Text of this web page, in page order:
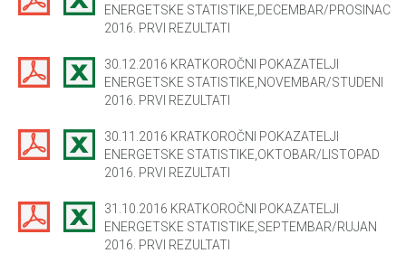
ENERGETSKE STATISTIKE,DECEMBAR/PROSINAC
2016. PRVI REZULTATI
30.12.2016 KRATKOROČNI POKAZATELJI
ENERGETSKE STATISTIKE,NOVEMBAR/STUDENI
2016. PRVI REZULTATI
30.11.2016 KRATKOROČNI POKAZATELJI
ENERGETSKE STATISTIKE,OKTOBAR/LISTOPAD
2016. PRVI REZULTATI
31.10.2016 KRATKOROČNI POKAZATELJI
ENERGETSKE STATISTIKE,SEPTEMBAR/RUJAN
2016. PRVI REZULTATI